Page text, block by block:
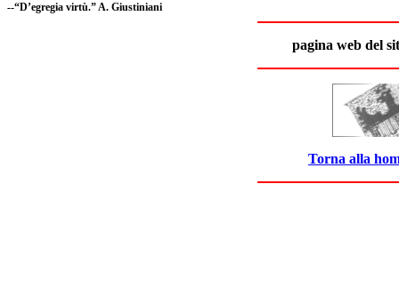
--“D’egregia virtù.” A. Giustiniani
pagina web del
Torna alla